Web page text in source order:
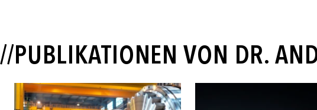
//PUBLIKATIONEN VON DR.